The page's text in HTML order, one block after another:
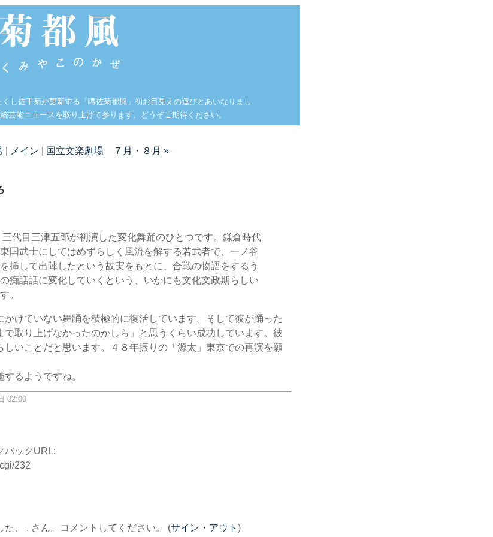
し佐千菊が更新する「噂佐菊都風」初お目見えの運びとあいなりまし
芸能ニュースを取り上げて参ります。どうぞご期待ください。
メイン
国立文楽劇場 ７月・８月 »
三代目三津五郎が初演した変化舞踊のひとつです。鎌倉時代
国武士にしてはめずらしく風流を解する若武者で、一ノ谷
挿して出陣したという故実をもとに、合戦の物語をするう
痴話話に変化していくという、いかにも文化文政期らしい
。
かけていない舞踊を積極的に復活しています。そして彼が踊った
で取り上げなかったのかしら」と思うくらい成功しています。彼
しいことだと思います。４８年振りの「源太」東京での再演を願
するようですね。
02:00
バックURL:
232
た、 . さん。コメントしてください。 (サイン・アウト )